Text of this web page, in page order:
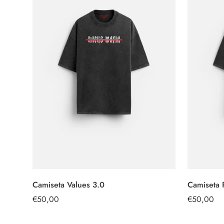
OPTIONEN
Camiseta Values 3.0
Regulärer
€50,00
Camiseta
Regulärer
€50,00